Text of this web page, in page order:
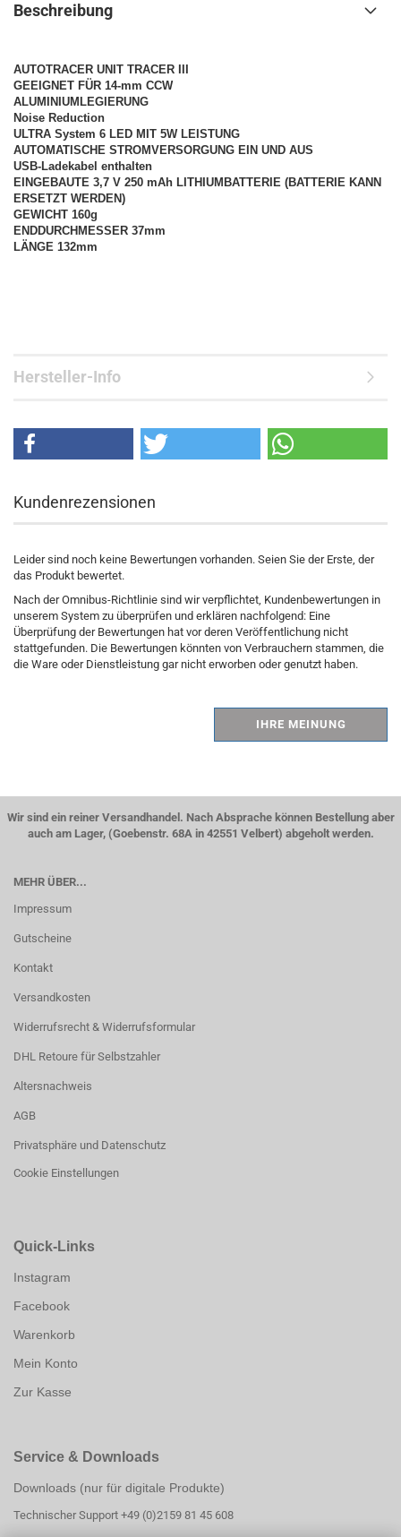
Beschreibung
AUTOTRACER UNIT TRACER III
GEEIGNET FÜR 14-mm CCW
ALUMINIUMLEGIERUNG
Noise Reduction
ULTRA System 6 LED MIT 5W LEISTUNG
AUTOMATISCHE STROMVERSORGUNG EIN UND AUS
USB-Ladekabel enthalten
EINGEBAUTE 3,7 V 250 mAh LITHIUMBATTERIE (BATTERIE KANN
ERSETZT WERDEN)
GEWICHT 160g
ENDDURCHMESSER 37mm
LÄNGE 132mm
Hersteller-Info
Kundenrezensionen
Leider sind noch keine Bewertungen vorhanden. Seien Sie der Erste, der
das Produkt bewertet.
Nach der Omnibus-Richtlinie sind wir verpflichtet, Kundenbewertungen in
unserem System zu überprüfen und erklären nachfolgend: Eine
Überprüfung der Bewertungen hat vor deren Veröffentlichung nicht
stattgefunden. Die Bewertungen könnten von Verbrauchern stammen, die
die Ware oder Dienstleistung gar nicht erworben oder genutzt haben.
IHRE MEINUNG
Wir sind ein reiner Versandhandel. Nach Absprache können Bestellung aber
auch am Lager, (Goebenstr. 68A in 42551 Velbert) abgeholt werden.
MEHR ÜBER...
Impressum
Gutscheine
Kontakt
Versandkosten
Widerrufsrecht & Widerrufsformular
DHL Retoure für Selbstzahler
Altersnachweis
AGB
Privatsphäre und Datenschutz
Cookie Einstellungen
Quick-Links
Instagram
Facebook
Warenkorb
Mein Konto
Zur Kasse
Service & Downloads
Downloads (nur für digitale Produkte)
Technischer Support +49 (0)2159 81 45 608